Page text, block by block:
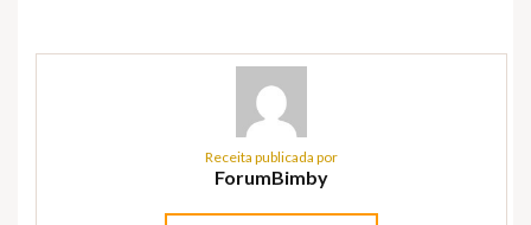
Receita publicada por
ForumBimby